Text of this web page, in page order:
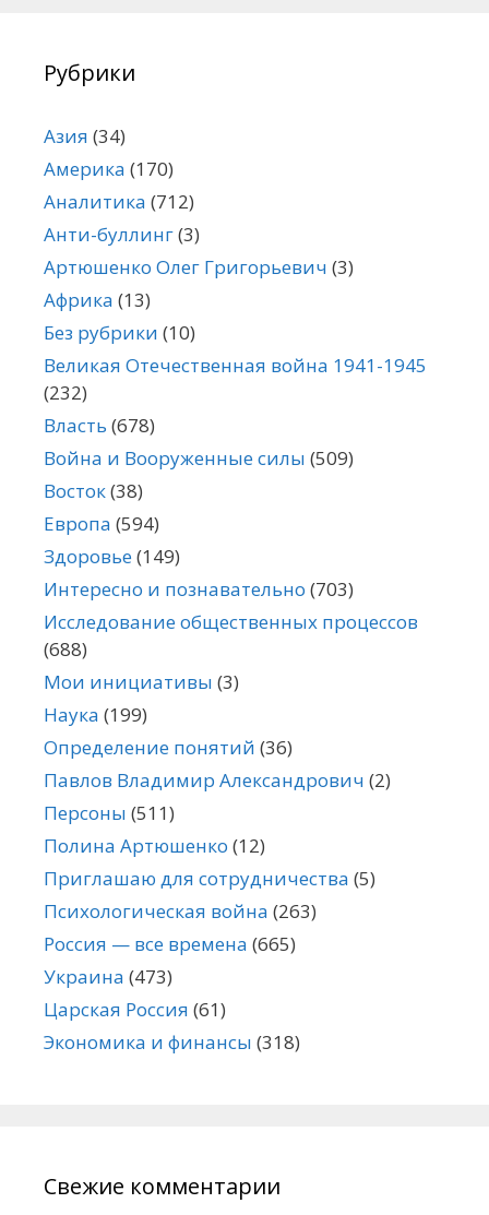
Рубрики
Азия (34)
Америка (170)
Аналитика (712)
Анти-буллинг(3)
Артюшенко Олег Григорьевич (3)
Африка (13)
Без рубрики (10)
Великая Отечественная война 1941-1945
(232)
Власть (678)
Война и Вооруженные силы (509)
Восток(38)
Европа (594)
Здоровье(149)
Интересно и познавательно (703)
Исследование общественных процессов
(688)
Мои инициативы (3)
Наука (199)
Определение понятий (36)
Павлов Владимир Александрович (2)
Персоны (511)
Полина Артюшенко (12)
Приглашаю для сотрудничества (5)
Психологическая война (263)
Россия — все времена (665)
Украина (473)
Царская Россия (61)
Экономика и финансы (318)
Свежие комментарии